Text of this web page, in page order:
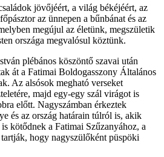
jövőjéért, a világ békéjéért, az
az ünnepen a bűnbánat és az
megújul az életünk, megszületik
országa megvalósul köztünk.
plébános köszöntő szavai után
át a Fatimai Boldogasszony Általános
Az alsósok megható verseket
majd egy-egy szál virágot is
előtt. Nagyszámban érkeztek
és az ország határain túlról is, akik
kötődnek a Fatimai Szűzanyához, a
hogy nagyszülőként püspöki